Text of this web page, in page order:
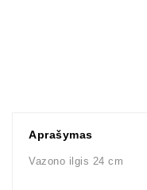
Aprašymas
Vazono ilgis 24 cm